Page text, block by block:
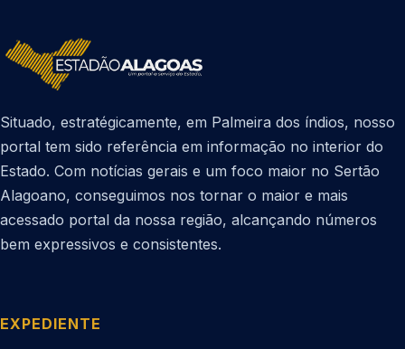
Situado, estratégicamente, em Palmeira dos índios, nosso
portal tem sido referência em informação no interior do
Estado. Com notícias gerais e um foco maior no Sertão
Alagoano, conseguimos nos tornar o maior e mais
acessado portal da nossa região, alcançando números
bem expressivos e consistentes.
EXPEDIENTE